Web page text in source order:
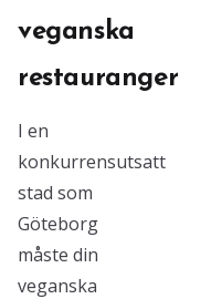
veganska
restauranger
I en
konkurrensutsatt
stad som
Göteborg
måste din
veganska